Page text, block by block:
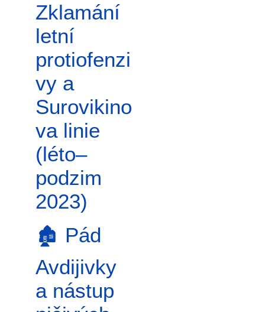
Zklamání
letní
protiofenzi
vy a
Surovikino
va linie
(léto–
podzim
2023)
🏚️ Pád
Avdijivky
a nástup